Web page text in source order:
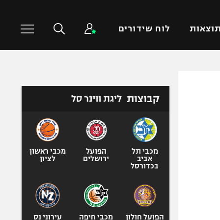
תוצאות לוח שידורים
טניס
כדורעף
ג'ודו
ספורט אולימפי
קבוצות ליגת ווינר סל
מכבי תל
אביב
בכדורסל
הפועל
ירושלים
מכבי ראשון
לציון
הפועל חולון
מכבי חיפה
עירוני נס